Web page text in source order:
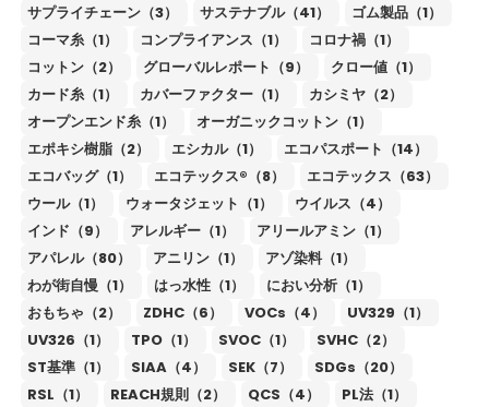
サプライチェーン（3）
サステナブル（41）
ゴム製品（1）
コーマ糸（1）
コンプライアンス（1）
コロナ禍（1）
コットン（2）
グローバルレポート（9）
クロー値（1）
カード糸（1）
カバーファクター（1）
カシミヤ（2）
オープンエンド糸（1）
オーガニックコットン（1）
エポキシ樹脂（2）
エシカル（1）
エコパスポート（14）
エコバッグ（1）
エコテックス®（8）
エコテックス（63）
ウール（1）
ウォータジェット（1）
ウイルス（4）
インド（9）
アレルギー（1）
アリールアミン（1）
アパレル（80）
アニリン（1）
アゾ染料（1）
わが街自慢（1）
はっ水性（1）
におい分析（1）
おもちゃ（2）
ZDHC（6） VOCs（4）
UV329（1）
UV326（1）
TPO（1） SVOC（1）
SVHC（2）
ST基準（1）
SIAA（4） SEK（7）
SDGs（20）
RSL（1）
REACH規則（2） QCS（4）
PL法（1）